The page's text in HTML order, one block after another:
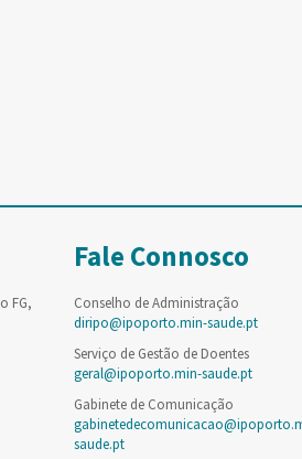
FG,
Fale Connosco
Conselho de Administração
diripo@ipoporto.min-saude.pt
Serviço de Gestão de Doentes
geral@ipoporto.min-saude.pt
Gabinete de Comunicação
saude.pt